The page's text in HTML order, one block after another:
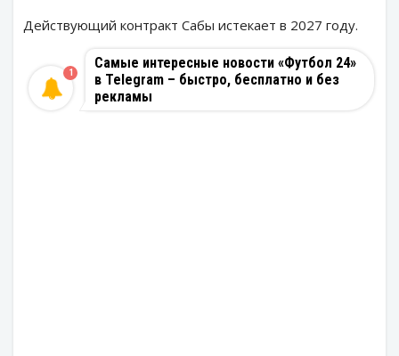
Действующий контракт Сабы истекает в 2027 году.
Самые интересные новости «Футбол 24»
в Telegram – быстро, бесплатно и без
рекламы
1